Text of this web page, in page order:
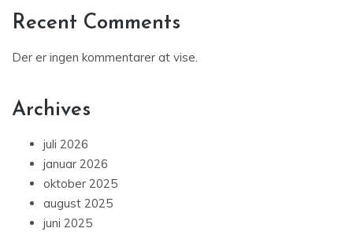
Recent Comments
Der er ingen kommentarer at vise.
Archives
juli 2026
januar 2026
oktober 2025
august 2025
juni 2025